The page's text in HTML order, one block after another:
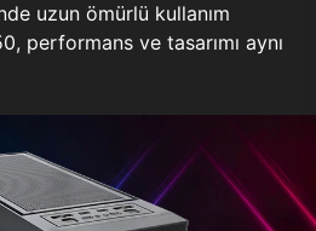
uzun ömürlü kullanım
performans ve tasarımı aynı